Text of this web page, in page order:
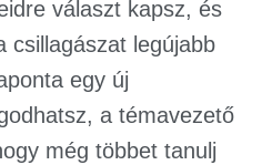
választ kapsz, és
csillagászat legújabb
egy új
a témavezető
még többet tanulj